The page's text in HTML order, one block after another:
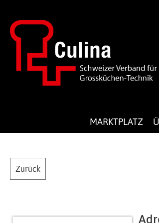
MARKTPLATZ
Zurück